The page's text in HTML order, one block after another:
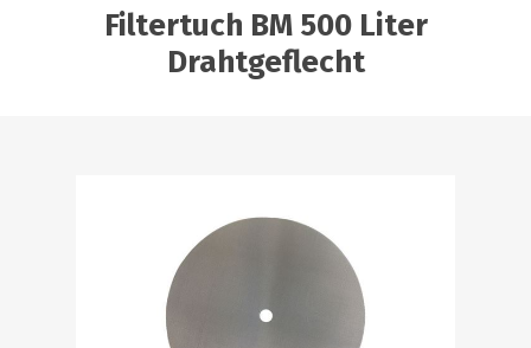
Filtertuch BM 500 Liter
Drahtgeflecht